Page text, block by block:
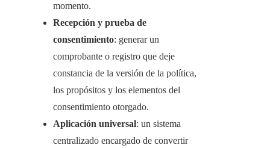
momento.
Recepción y prueba de
consentimiento: generar un
comprobante o registro que deje
constancia de la versión de la política,
los propósitos y los elementos del
consentimiento otorgado.
Aplicación universal: un sistema
centralizado encargado de convertir